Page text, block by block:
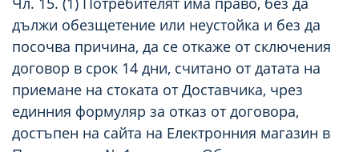
дължи обезщетение или неустойка и без да
посочва причина, да се откаже от сключения
договор в срок 14 дни, считано от датата на
приемане на стоката от Доставчика, чрез
единния формуляр за отказ от договора,
достъпен на сайта на Електронния магазин в